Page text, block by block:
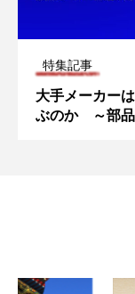
けに恩恵は及